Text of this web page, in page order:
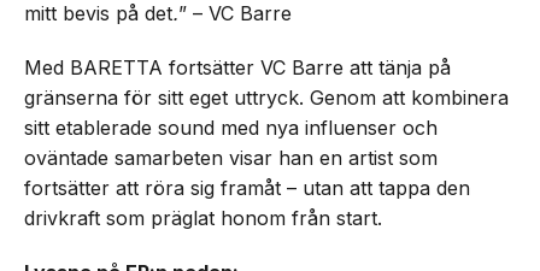
mitt bevis på det.” – VC Barre
Med BARETTA fortsätter VC Barre att tänja på
gränserna för sitt eget uttryck. Genom att kombinera
sitt etablerade sound med nya influenser och
oväntade samarbeten visar han en artist som
fortsätter att röra sig framåt – utan att tappa den
drivkraft som präglat honom från start.